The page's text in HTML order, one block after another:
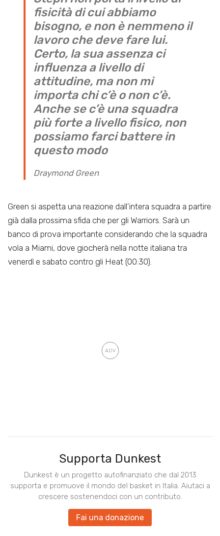
fisicità di cui abbiamo
bisogno, e non è nemmeno il
lavoro che deve fare lui.
Certo, la sua assenza ci
influenza a livello di
attitudine, ma non mi
importa chi c’è o non c’è.
Anche se c’è una squadra
più forte a livello fisico, non
possiamo farci battere in
questo modo
Draymond Green
Green si aspetta una reazione dall’intera squadra a partire
già dalla prossima sfida che per gli Warriors. Sarà un
banco di prova importante considerando che la squadra
vola a Miami, dove giocherà nella notte italiana tra
venerdì e sabato contro gli Heat (00:30).
Supporta Dunkest
Dunkest è un progetto autofinanziato che dal 2013
supporta e promuove il mondo del basket in Italia. Aiutaci a
crescere sostenendoci con un contributo.
Fai una donazione